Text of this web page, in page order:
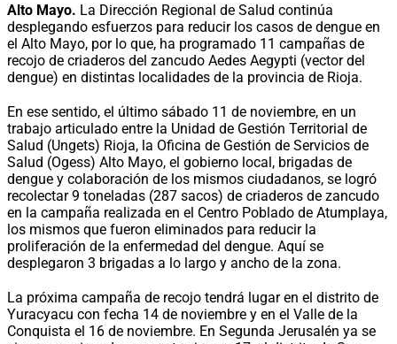
Alto Mayo. La Dirección Regional de Salud continúa
desplegando esfuerzos para reducir los casos de dengue en
el Alto Mayo, por lo que, ha programado 11 campañas de
recojo de criaderos del zancudo Aedes Aegypti (vector del
dengue) en distintas localidades de la provincia de Rioja.
En ese sentido, el último sábado 11 de noviembre, en un
trabajo articulado entre la Unidad de Gestión Territorial de
Salud (Ungets) Rioja, la Oficina de Gestión de Servicios de
Salud (Ogess) Alto Mayo, el gobierno local, brigadas de
dengue y colaboración de los mismos ciudadanos, se logró
recolectar 9 toneladas (287 sacos) de criaderos de zancudo
en la campaña realizada en el Centro Poblado de Atumplaya,
los mismos que fueron eliminados para reducir la
proliferación de la enfermedad del dengue. Aquí se
desplegaron 3 brigadas a lo largo y ancho de la zona.
La próxima campaña de recojo tendrá lugar en el distrito de
Yuracyacu con fecha 14 de noviembre y en el Valle de la
Conquista el 16 de noviembre. En Segunda Jerusalén ya se